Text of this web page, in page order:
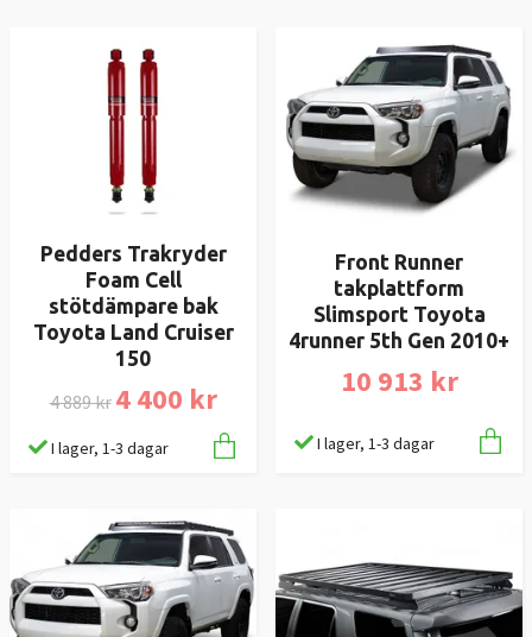
Pedders Trakryder
Foam Cell
stötdämpare bak
Toyota Land Cruiser
150
4 889 kr 4 400 kr
I lager, 1-3 dagar
Front Runner
takplattform
Slimsport Toyota
4runner 5th Gen 2010+
10 913 kr
I lager, 1-3 dagar